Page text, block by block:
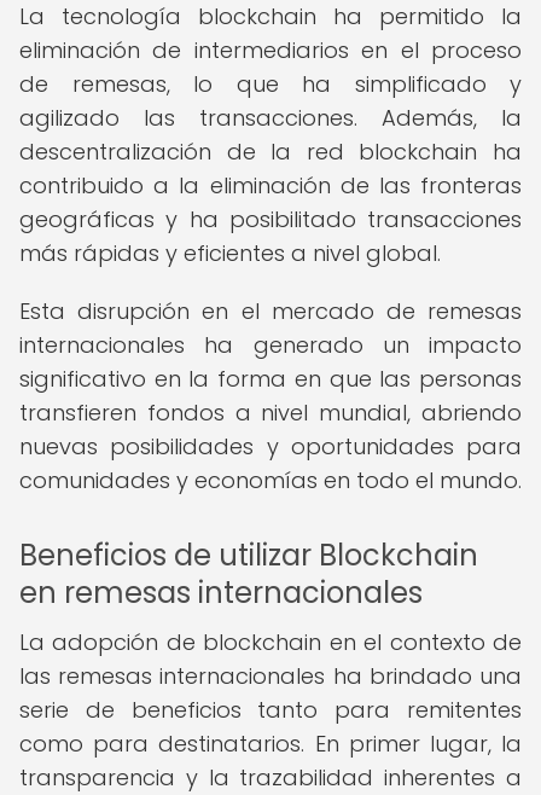
La tecnología blockchain ha permitido la
eliminación de intermediarios en el proceso
de remesas, lo que ha simplificado y
agilizado las transacciones. Además, la
descentralización de la red blockchain ha
contribuido a la eliminación de las fronteras
geográficas y ha posibilitado transacciones
más rápidas y eficientes a nivel global.
Esta disrupción en el mercado de remesas
internacionales ha generado un impacto
significativo en la forma en que las personas
transfieren fondos a nivel mundial, abriendo
nuevas posibilidades y oportunidades para
comunidades y economías en todo el mundo.
Beneficios de utilizar Blockchain
en remesas internacionales
La adopción de blockchain en el contexto de
las remesas internacionales ha brindado una
serie de beneficios tanto para remitentes
como para destinatarios. En primer lugar, la
transparencia y la trazabilidad inherentes a